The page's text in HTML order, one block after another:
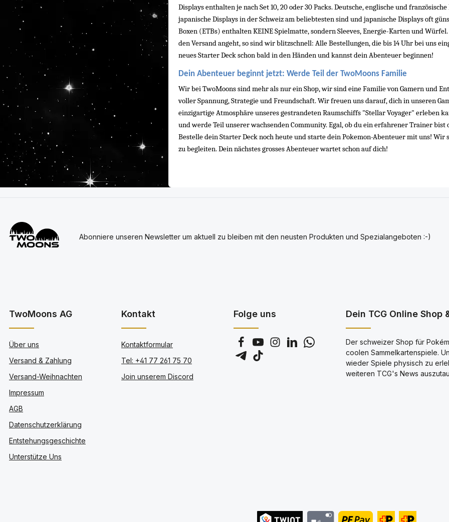
Displays enthalten je nach Set 10, 20 oder 30 Packs. Deutsche, englische und
japanische Displays in der Schweiz am beliebtesten sind und japanische Displays oft
Boxen (ETBs) enthalten KEINE Spielmatte, sondern Sleeves, Energie-Karten und
den Versand angeht, so sind wir blitzschnell: Alle Bestellungen, die bis 14 Uhr bei uns
neues Starter Deck schon bald in den Händen und kannst dein Abenteuer beginnen!
Dein Abenteuer beginnt jetzt: Werde Teil der TwoMoons Familie
Wir bei TwoMoons sind mehr als nur ein Shop, wir sind eine Familie von Gamern und
voller Spannung, Strategie und Freundschaft. Wir freuen uns darauf, dich in unseren
einzigartige Atmosphäre unseres gestrandeten Raumschiffs "Stellar Voyager" erleben
und werde Teil unserer wachsenden Community. Egal, ob du ein erfahrener Trainer
Bestelle dein Starter Deck noch heute und starte dein Pokemon-Abenteuer mit uns!
zu begleiten. Dein nächstes grosses Abenteuer wartet schon auf dich!
Abonniere unseren Newsletter um aktuell zu bleiben mit den neusten Produkten und Spezialangeboten :-)
TwoMoons AG
Über uns
Versand & Zahlung
Versand-Weihnachten
Impressum
AGB
Datenschutzerklärung
Entstehungsgeschichte
Unterstütze Uns
Kontakt
Kontaktformular
Tel: +41 77 261 75 70
Join unserem Discord
Folge uns Dein TCG Online
Der schweizer Shop für
coolen Sammelkartenspiele.
wieder Spiele physisch zu
weiteren TCG's News